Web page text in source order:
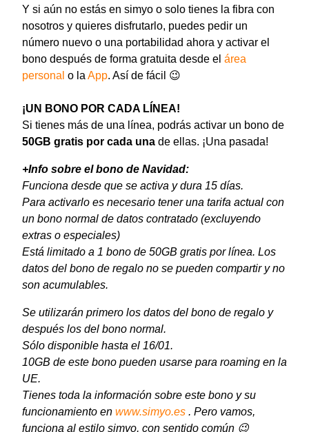
Y si aún no estás en simyo o solo tienes la fibra con
nosotros y quieres disfrutarlo, puedes pedir un
número nuevo o una portabilidad ahora y activar el
bono después de forma gratuita desde el área
personal o la App. Así de fácil 😉
¡UN BONO POR CADA LÍNEA!
Si tienes más de una línea, podrás activar un bono de
50GB gratis por cada una de ellas. ¡Una pasada!
+Info sobre el bono de Navidad:
Funciona desde que se activa y dura 15 días.
Para activarlo es necesario tener una tarifa actual con
un bono normal de datos contratado (excluyendo
extras o especiales)
Está limitado a 1 bono de 50GB gratis por línea. Los
datos del bono de regalo no se pueden compartir y no
son acumulables.
Se utilizarán primero los datos del bono de regalo y
después los del bono normal.
Sólo disponible hasta el 16/01.
10GB de este bono pueden usarse para roaming en la
UE.
Tienes toda la información sobre este bono y su
funcionamiento en www.simyo.es . Pero vamos,
funciona al estilo simyo, con sentido común 😉